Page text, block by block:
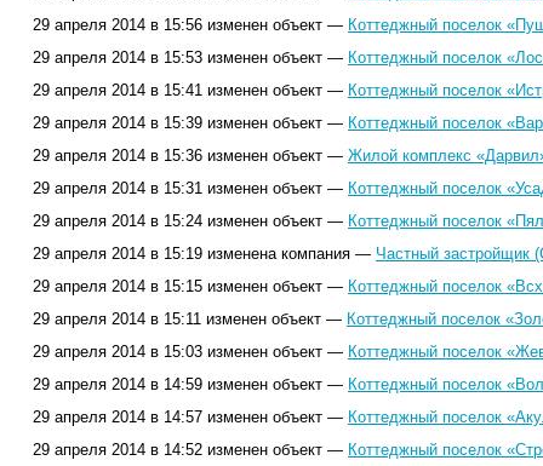
29 апреля 2014 в 15:56 изменен объект — Коттеджный поселок
29 апреля 2014 в 15:53 изменен объект — Коттеджный поселок
29 апреля 2014 в 15:41 изменен объект — Коттеджный поселок
29 апреля 2014 в 15:39 изменен объект — Коттеджный поселок
29 апреля 2014 в 15:36 изменен объект — Жилой комплекс
29 апреля 2014 в 15:31 изменен объект — Коттеджный поселок
29 апреля 2014 в 15:24 изменен объект — Коттеджный поселок
29 апреля 2014 в 15:19 изменена компания — Частный застройщик
29 апреля 2014 в 15:15 изменен объект — Коттеджный поселок
29 апреля 2014 в 15:11 изменен объект — Коттеджный поселок
29 апреля 2014 в 15:03 изменен объект — Коттеджный поселок
29 апреля 2014 в 14:59 изменен объект — Коттеджный поселок
29 апреля 2014 в 14:57 изменен объект — Коттеджный поселок
29 апреля 2014 в 14:52 изменен объект — Коттеджный поселок